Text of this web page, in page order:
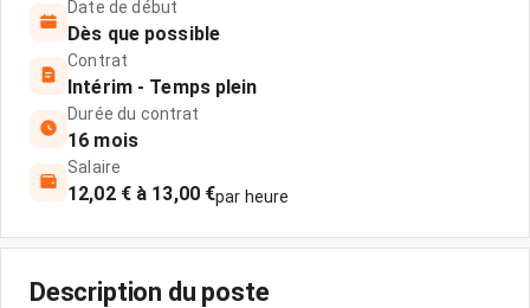
Date de début
Dès que possible
Contrat
Intérim - Temps plein
Durée du contrat
16 mois
Salaire
12,02 € à 13,00 €par heure
Description du poste